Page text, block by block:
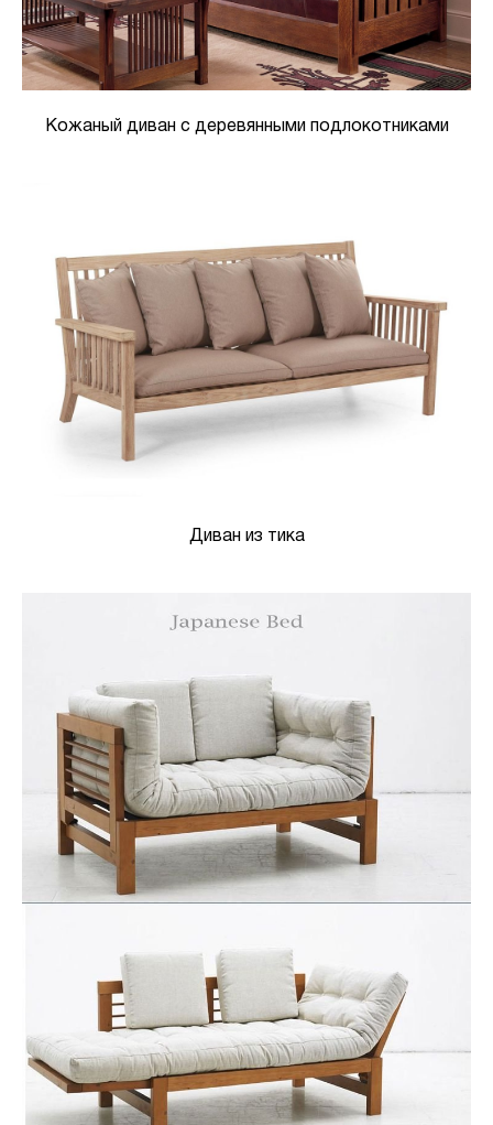
Кожаный диван с деревянными подлокотниками
Диван из тика